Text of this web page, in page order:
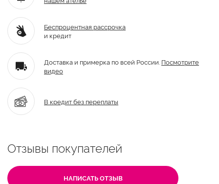
Беспроцентная рассрочка
и кредит
Доставка и примерка по всей России. Посмотрите
видео
В кредит без переплаты
Отзывы покупателей
НАПИСАТЬ ОТЗЫВ